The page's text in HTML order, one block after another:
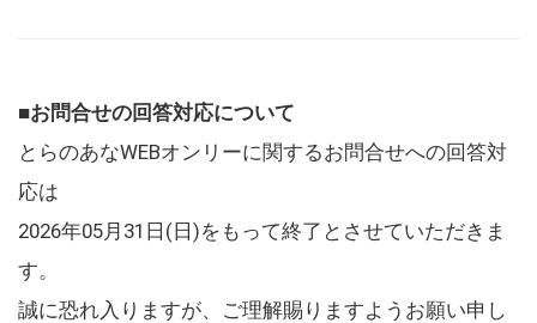
■お問合せの回答対応について
とらのあなWEBオンリーに関するお問合せへの回答対
応は
2026年05月31日(日)をもって終了とさせていただきま
す。
誠に恐れ入りますが、ご理解賜りますようお願い申し